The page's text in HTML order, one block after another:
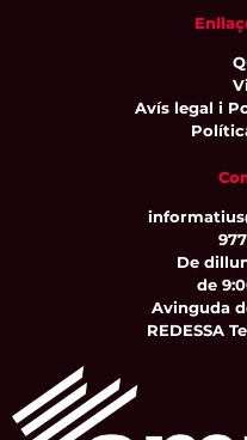
Avís legal i
De
de
Avinguda
REDESSA